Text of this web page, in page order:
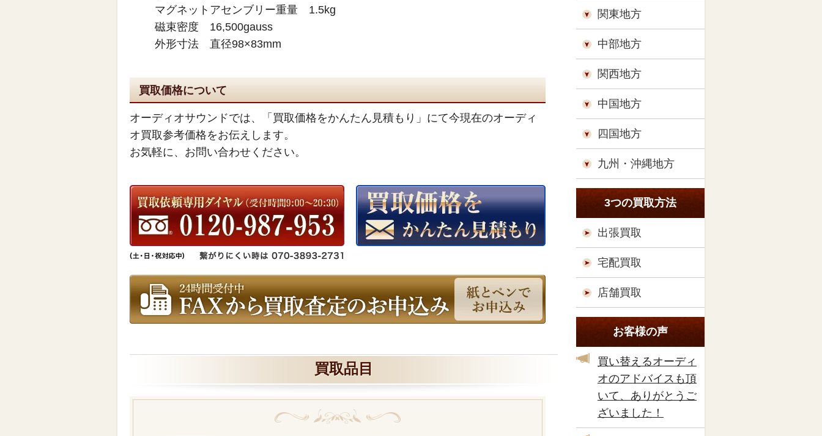
マグネットアセンブリー重量 1.5kg
磁束密度 16,500gauss
外形寸法 直径98×83mm
買取価格について
オーディオサウンドでは、「買取価格をかんたん見積もり」にて今現在のオーディ
オ買取参考価格をお伝えします。
お気軽に、お問い合わせください。
買取品目
関東地方
中部地方
関西地方
中国地方
四国地方
九州・沖縄地方
3つの買取方法
出張買取
宅配買取
店舗買取
お客様の声
買い替えるオーディ
オのアドバイスも頂
いて、ありがとうご
ざいました！